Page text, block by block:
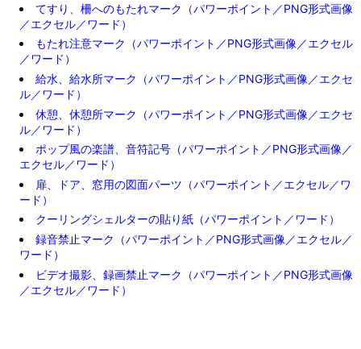
てすり、柵へのもたれマーク（パワーポイント／PNG形式画像
／エクセル／ワード）
もたれ注意マーク（パワーポイント／PNG形式画像／エクセル
／ワード）
給水、給水所マーク（パワーポイント／PNG形式画像／エクセ
ル／ワード）
休憩、休憩所マーク（パワーポイント／PNG形式画像／エクセ
ル／ワード）
ポップ風の楽譜、音符記号（パワーポイント／PNG形式画像／
エクセル／ワード）
扉、ドア、窓用の図面パーツ（パワーポイント／エクセル／ワ
ード）
クーリングシェルターの貼り紙（パワーポイント／ワード）
録音禁止マーク（パワーポイント／PNG形式画像／エクセル／
ワード）
ビデオ撮影、録画禁止マーク（パワーポイント／PNG形式画像
／エクセル／ワード）